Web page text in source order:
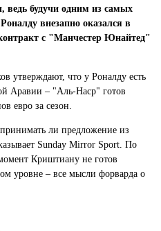
будучи одним из самых
внезапно оказался в
контракт с "Манчестер Юнайтед"
утверждают, что у Роналду есть
Аравии – "Аль-Наср" готов
евро за сезон.
ли предложение из
Sunday Mirror Sport. По
Криштиану не готов
уровне – все мысли форварда о